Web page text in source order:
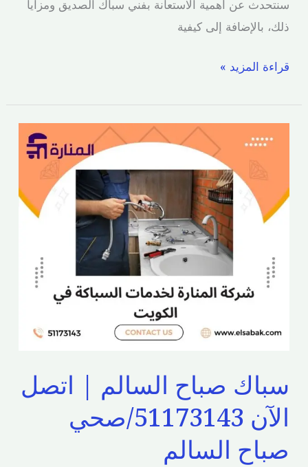
سنتحدث عن أهمية الاستعانة بفني سباك الصديق ومزايا
ذلك، بالإضافة إلى كيفية
قراءة المزيد »
سباك صباح السالم | اتصل
الآن 51173143/صحي
صباح السالم
سباك
|
اتصل
51173143/
صحي
السالم